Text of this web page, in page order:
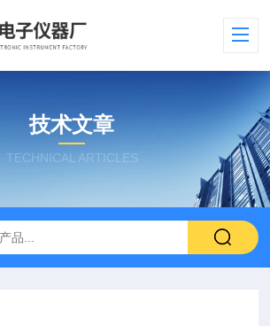
技术文章
TECHNICAL ARTICLES